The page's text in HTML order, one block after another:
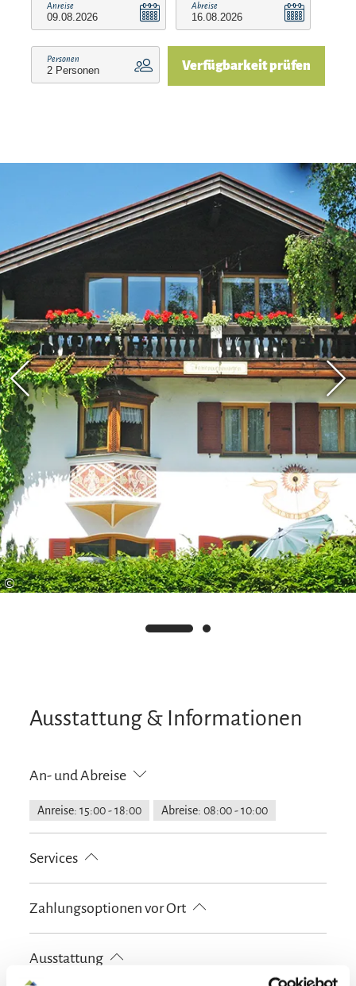
Card. Sie haben dadurch die Möglichkeit,
zusätzlich zu unseren eigenen Leistungen weitere
kostenlose Leistungen zu erhalten, wie z.B. freien
der Benzeck-Skilifte. Sie haben dadurch die
Möglichkeit, zusätzlich zu unseren eigenen
Leistungen weitere kostenlose Leistungen zu
erhalten wie z.b. im Winter freie Fahrt an den
Benzeckliften (€1,00 Kostenbeitrag).
Auch die Orstbushaltestelle(Winter) ist nebenan,
hier können Sie zu den Benzeckliften fahren, die
Sie kostenlos benützen können.
Wir würden uns freuen, Sie als unsere Gäste im
Haus Achental begrüßen zu können, Ihre Familie
Meise.
Anreise Abreise
Personen Verfügbarkeit prüfen
©
Ausstattung & Informationen
An- und Abreise
Anreise: 15:00 - 18:00 Abreise: 08:00 - 10:00
Services
Parkplatz am Haus
Zahlungsoptionen vor Ort
Ausstattung